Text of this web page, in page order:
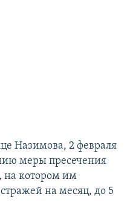
Назимова, 2 февраля
меры пресечения
на котором им
на месяц, до 5